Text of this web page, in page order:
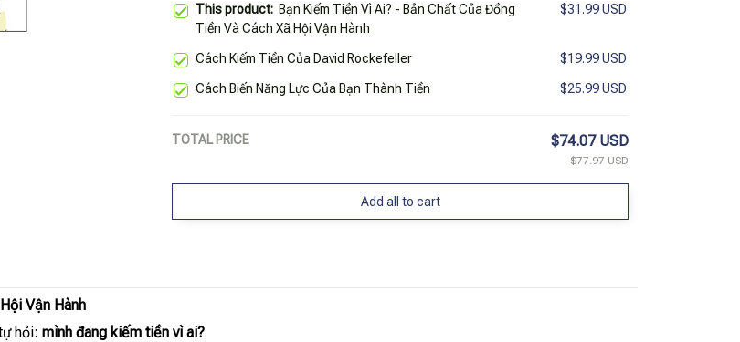
This product: Bạn Kiếm Tiền Vì Ai? - Bản Chất Của Đồng
Tiền Và Cách Xã Hội Vận Hành
$31.99 USD
Cách Kiếm Tiền Của David Rockefeller $19.99 USD
Cách Biến Năng Lực Của Bạn Thành Tiền $25.99 USD
TOTAL PRICE $74.07 USD
$77.97 USD
Add all to cart
Vận Hành
hỏi: mình đang kiếm tiền vì ai?